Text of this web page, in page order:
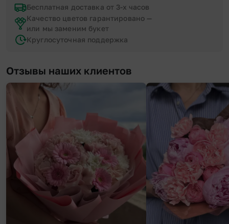
Бесплатная доставка от 3-х часов
Качество цветов гарантировано —
или мы заменим букет
Круглосуточная поддержка
Отзывы наших клиентов